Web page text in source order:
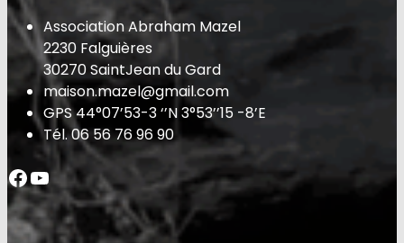
Association Abraham Mazel
2230 Falguières
30270 SaintJean du Gard
maison.mazel@gmail.com
GPS 44°07’53-3 ‘’N 3°53’’15 -8’E
Tél. 06 56 76 96 90
Facebook YouTube